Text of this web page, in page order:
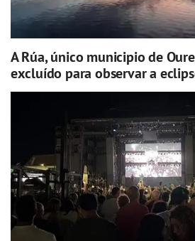
A Rúa, único municipio de
excluído para observar a